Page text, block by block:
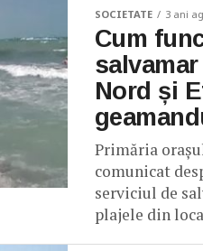
SOCIETATE 3 ani
Cum
Nord și
Primăria
comunicat
serviciul de
plajele din